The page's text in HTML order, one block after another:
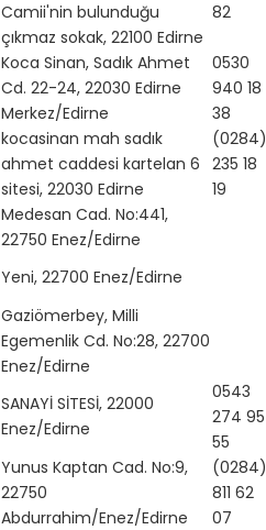
Camii'nin bulunduğu
çıkmaz sokak, 22100 Edirne
82
Koca Sinan, Sadık Ahmet
Cd. 22-24, 22030 Edirne
Merkez/Edirne
0530
940 18
38
kocasinan mah sadık
ahmet caddesi kartelan 6
sitesi, 22030 Edirne
(0284)
235 18
19
Medesan Cad. No:441,
22750 Enez/Edirne
Yeni, 22700 Enez/Edirne
Gaziömerbey, Milli
Egemenlik Cd. No:28, 22700
Enez/Edirne
SANAYİ SİTESİ, 22000
Enez/Edirne
0543
274 95
55
Yunus Kaptan Cad. No:9,
22750
Abdurrahim/Enez/Edirne
(0284)
811 62
07